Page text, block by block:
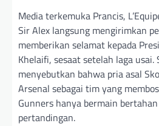
Media terkemuka Prancis,
Sir Alex langsung mengirimkan
memberikan selamat kepada
Khelaifi, sesaat setelah laga usai.
menyebutkan bahwa pria asal
Arsenal sebagai tim yang
Gunners hanya bermain
pertandingan.